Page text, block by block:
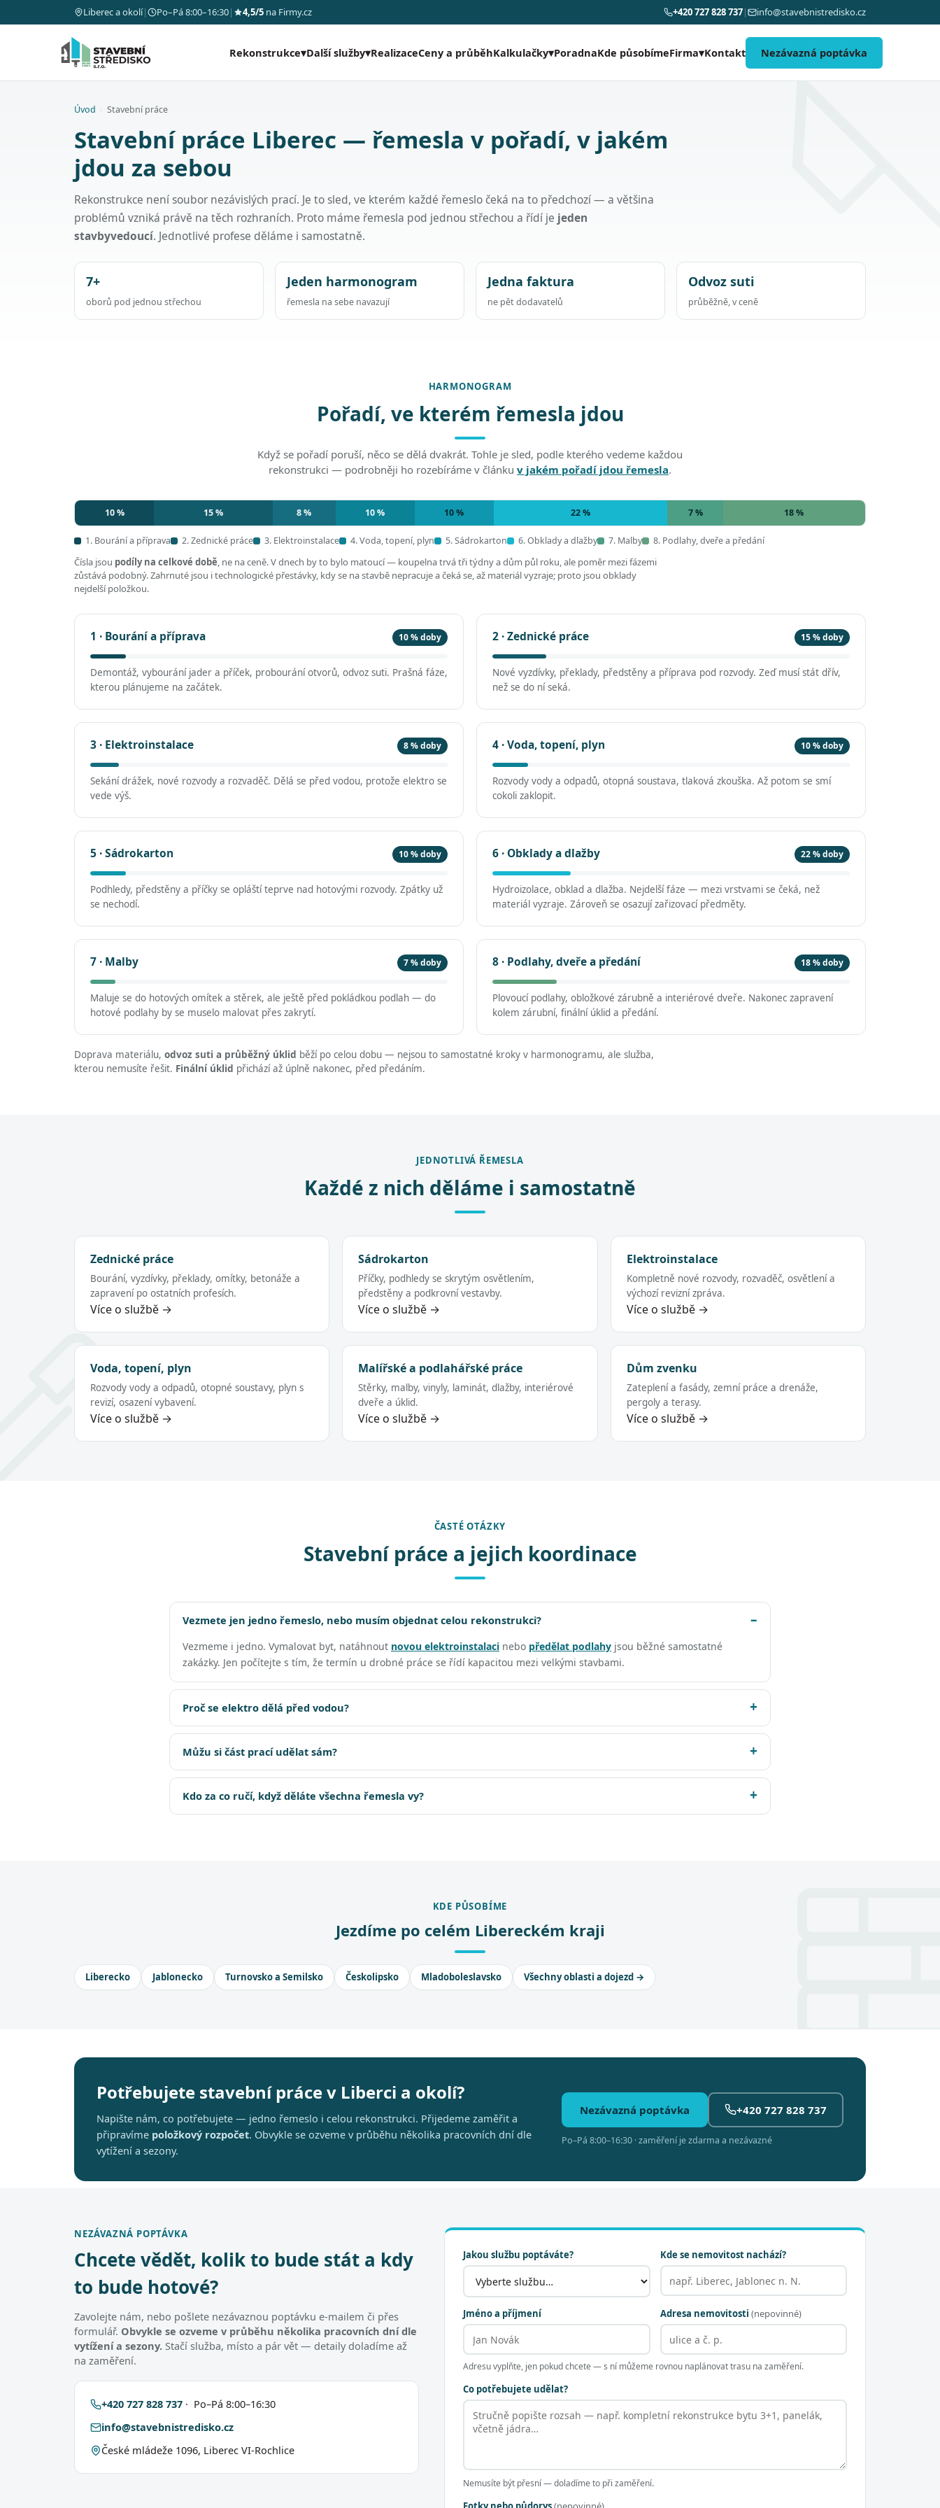
Liberec a okolí| Po–Pá 8:00–16:30| 4,5/5 na Firmy.cz +420 727 828 737| info@stavebnistredisko.cz
Rekonstrukce▾Další služby▾RealizaceCeny a průběhKalkulačky▾PoradnaKde působímeFirma▾Kontakt Nezávazná poptávka
Úvod Stavební práce
Stavební práce Liberec — řemesla v pořadí, v jakém
jdou za sebou
Rekonstrukce není soubor nezávislých prací. Je to sled, ve kterém každé řemeslo čeká na to předchozí — a většina
problémů vzniká právě na těch rozhraních. Proto máme řemesla pod jednou střechou a řídí je jeden
stavbyvedoucí. Jednotlivé profese děláme i samostatně.
7+
oborů pod jednou střechou
Jeden harmonogram
řemesla na sebe navazují
Jedna faktura
ne pět dodavatelů
Odvoz suti
průběžně, v ceně
HARMONOGRAM
Pořadí, ve kterém řemesla jdou
Když se pořadí poruší, něco se dělá dvakrát. Tohle je sled, podle kterého vedeme každou
rekonstrukci — podrobněji ho rozebíráme v článku v jakém pořadí jdou řemesla.
10 % 15 % 8 % 10 % 10 % 22 % 7 % 18 %
1. Bourání a příprava 2. Zednické práce 3. Elektroinstalace 4. Voda, topení, plyn 5. Sádrokarton 6. Obklady a dlažby 7. Malby 8. Podlahy, dveře a předání
Čísla jsou podíly na celkové době, ne na ceně. V dnech by to bylo matoucí — koupelna trvá tři týdny a dům půl roku, ale poměr mezi fázemi
zůstává podobný. Zahrnuté jsou i technologické přestávky, kdy se na stavbě nepracuje a čeká se, až materiál vyzraje; proto jsou obklady
nejdelší položkou.
1 · Bourání a příprava 10 % doby
Demontáž, vybourání jader a příček, probourání otvorů, odvoz suti. Prašná fáze,
kterou plánujeme na začátek.
2 · Zednické práce 15 % doby
Nové vyzdívky, překlady, předstěny a příprava pod rozvody. Zeď musí stát dřív,
než se do ní seká.
3 · Elektroinstalace 8 % doby
Sekání drážek, nové rozvody a rozvaděč. Dělá se před vodou, protože elektro se
vede výš.
4 · Voda, topení, plyn 10 % doby
Rozvody vody a odpadů, otopná soustava, tlaková zkouška. Až potom se smí
cokoli zaklopit.
5 · Sádrokarton 10 % doby
Podhledy, předstěny a příčky se opláští teprve nad hotovými rozvody. Zpátky už
se nechodí.
6 · Obklady a dlažby 22 % doby
Hydroizolace, obklad a dlažba. Nejdelší fáze — mezi vrstvami se čeká, než
materiál vyzraje. Zároveň se osazují zařizovací předměty.
7 · Malby 7 % doby
Maluje se do hotových omítek a stěrek, ale ještě před pokládkou podlah — do
hotové podlahy by se muselo malovat přes zakrytí.
8 · Podlahy, dveře a předání 18 % doby
Plovoucí podlahy, obložkové zárubně a interiérové dveře. Nakonec zapravení
kolem zárubní, finální úklid a předání.
Doprava materiálu, odvoz suti a průběžný úklid běží po celou dobu — nejsou to samostatné kroky v harmonogramu, ale služba,
kterou nemusíte řešit. Finální úklid přichází až úplně nakonec, před předáním.
JEDNOTLIVÁ ŘEMESLA
Každé z nich děláme i samostatně
Zednické práce
Bourání, vyzdívky, překlady, omítky, betonáže a
zapravení po ostatních profesích.
Více o službě →
Sádrokarton
Příčky, podhledy se skrytým osvětlením,
předstěny a podkrovní vestavby.
Více o službě →
Elektroinstalace
Kompletně nové rozvody, rozvaděč, osvětlení a
výchozí revizní zpráva.
Více o službě →
Voda, topení, plyn
Rozvody vody a odpadů, otopné soustavy, plyn s
revizí, osazení vybavení.
Více o službě →
Malířské a podlahářské práce
Stěrky, malby, vinyly, laminát, dlažby, interiérové
dveře a úklid.
Více o službě →
Dům zvenku
Zateplení a fasády, zemní práce a drenáže,
pergoly a terasy.
Více o službě →
ČASTÉ OTÁZKY
Stavební práce a jejich koordinace
Vezmete jen jedno řemeslo, nebo musím objednat celou rekonstrukci?
Vezmeme i jedno. Vymalovat byt, natáhnout novou elektroinstalaci nebo předělat podlahy jsou běžné samostatné
zakázky. Jen počítejte s tím, že termín u drobné práce se řídí kapacitou mezi velkými stavbami.
Proč se elektro dělá před vodou?
Můžu si část prací udělat sám?
Kdo za co ručí, když děláte všechna řemesla vy?
KDE PŮSOBÍME
Jezdíme po celém Libereckém kraji
Liberecko Jablonecko Turnovsko a Semilsko Českolipsko Mladoboleslavsko Všechny oblasti a dojezd →
Potřebujete stavební práce v Liberci a okolí?
Napište nám, co potřebujete — jedno řemeslo i celou rekonstrukci. Přijedeme zaměřit a
připravíme položkový rozpočet. Obvykle se ozveme v průběhu několika pracovních dní dle
vytížení a sezony.
Nezávazná poptávka +420 727 828 737
Po–Pá 8:00–16:30 · zaměření je zdarma a nezávazné
NEZÁVAZNÁ POPTÁVKA
Chcete vědět, kolik to bude stát a kdy
to bude hotové?
Zavolejte nám, nebo pošlete nezávaznou poptávku e-mailem či přes
formulář. Obvykle se ozveme v průběhu několika pracovních dní dle
vytížení a sezony. Stačí služba, místo a pár vět — detaily doladíme až
na zaměření.
+420 727 828 737 · Po–Pá 8:00–16:30
info@stavebnistredisko.cz
České mládeže 1096, Liberec VI-Rochlice
Jakou službu poptáváte? Kde se nemovitost nachází?
Jméno a příjmení Adresa nemovitosti (nepovinné)
Adresu vyplňte, jen pokud chcete — s ní můžeme rovnou naplánovat trasu na zaměření.
Co potřebujete udělat?
Nemusíte být přesní — doladíme to při zaměření.